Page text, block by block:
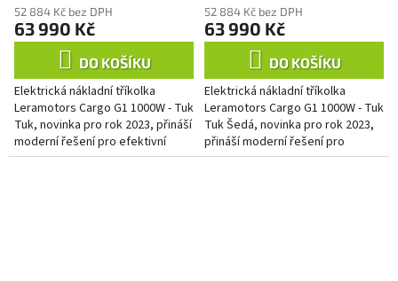
52 884 Kč bez DPH
63 990 Kč
DO KOŠÍKU
Elektrická nákladní tříkolka
Leramotors Cargo G1 1000W - Tuk
Tuk, novinka pro rok 2023, přináší
moderní řešení pro efektivní
přepravu nákladu ve městě i na
52 884 Kč bez DPH
63 990 Kč
DO KOŠÍKU
Elektrická nákladní tříkolka
Leramotors Cargo G1 1000W - Tuk
Tuk Šedá, novinka pro rok 2023,
přináší moderní řešení pro
efektivní přepravu nákladu ve